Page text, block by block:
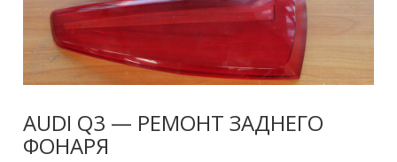
AUDI Q3 — РЕМОНТ ЗАДНЕГО
ФОНАРЯ